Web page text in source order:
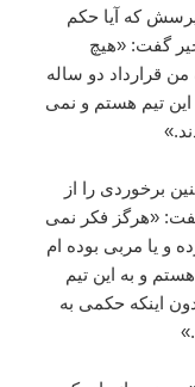
که آیا حکم
گفت: «هیچ
قرارداد دو ساله
تیم هستم و نمی
برخوردی را از
«هرگز فکر نمی
و یا مربی بوده ام
و به این تیم
اینکه حکمی به